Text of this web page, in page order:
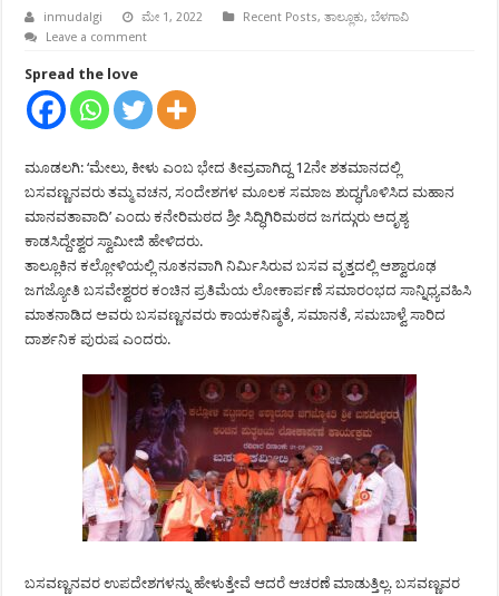
inmudalgi ಮೇ 1, 2022 Recent Posts,ತಾಲ್ಲೂಕು,ಬೆಳಗಾವಿ
Leave a comment
Spread the love
ಮೂಡಲಗಿ: ‘ಮೇಲು, ಕೀಳು ಎಂಬ ಭೇದ ತೀವ್ರವಾಗಿದ್ದ 12ನೇ ಶತಮಾನದಲ್ಲಿ
ಬಸವಣ್ಣನವರು ತಮ್ಮ ವಚನ, ಸಂದೇಶಗಳ ಮೂಲಕ ಸಮಾಜ ಶುದ್ಧಗೊಳಿಸಿದ ಮಹಾನ
ಮಾನವತಾವಾದಿ’ ಎಂದು ಕನೇರಿಮಠದ ಶ್ರೀ ಸಿದ್ಧಿಗಿರಿಮಠದ ಜಗದ್ಗುರು ಅದೃಶ್ಯ
ಕಾಡಸಿದ್ದೇಶ್ವರ ಸ್ವಾಮೀಜಿ ಹೇಳಿದರು.
ತಾಲ್ಲೂಕಿನ ಕಲ್ಲೋಳಿಯಲ್ಲಿ ನೂತನವಾಗಿ ನಿರ್ಮಿಸಿರುವ ಬಸವ ವೃತ್ತದಲ್ಲಿ ಆಶ್ವಾರೂಢ
ಜಗಜ್ಯೋತಿ ಬಸವೇಶ್ವರರ ಕಂಚಿನ ಪ್ರತಿಮೆಯ ಲೋಕಾರ್ಪಣೆ ಸಮಾರಂಭದ ಸಾನ್ನಿಧ್ಯವಹಿಸಿ
ಮಾತನಾಡಿದ ಅವರು ಬಸವಣ್ಣನವರು ಕಾಯಕನಿಷ್ಠತೆ, ಸಮಾನತೆ, ಸಮಬಾಳ್ವೆ ಸಾರಿದ
ದಾರ್ಶನಿಕ ಪುರುಷ ಎಂದರು.
ಬಸವಣ್ಣನವರ ಉಪದೇಶಗಳನ್ನು ಹೇಳುತ್ತೇವೆ ಆದರೆ ಆಚರಣೆ ಮಾಡುತ್ತಿಲ್ಲ. ಬಸವಣ್ಣವರ